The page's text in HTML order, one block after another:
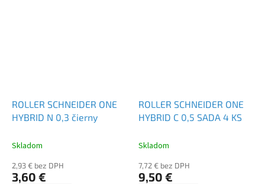
ROLLER SCHNEIDER ONE
HYBRID N 0,3 čierny
Skladom
2,93 € bez DPH
3,60 €
ROLLER SCHNEIDER ONE
HYBRID C 0,5 SADA 4 KS
Skladom
7,72 € bez DPH
9,50 €